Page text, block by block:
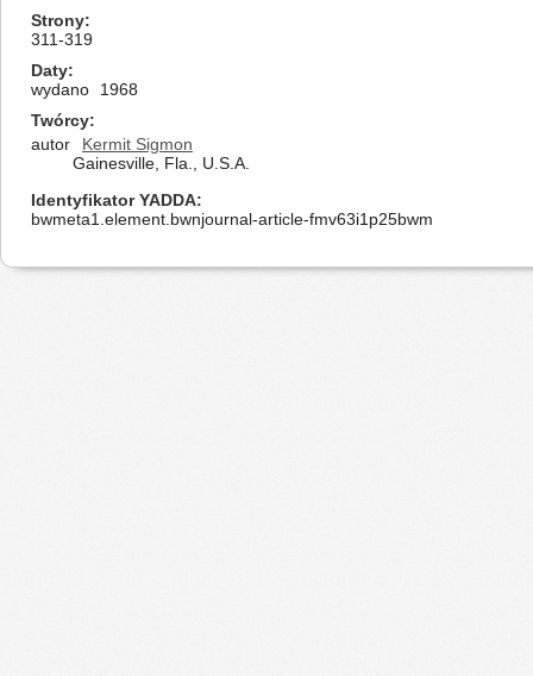
Strony
311-319
Daty
wydano
1968
Twórcy
autor
Kermit Sigmon
Gainesville, Fla., U.S.A.
Identyfikator YADDA
bwmeta1.element.bwnjournal-article-fmv63i1p25bwm